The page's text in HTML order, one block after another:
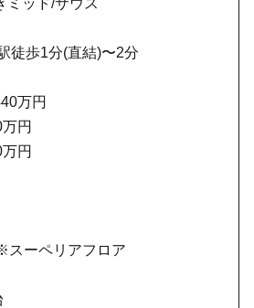
歩1分(直結)〜2分
万円
円
円
ーペリアフロア